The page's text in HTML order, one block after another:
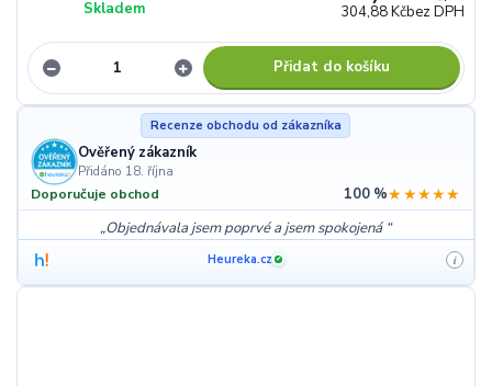
304,88 Kčbez DPH
Skladem
Přidat do košíku
Recenze obchodu od zákazníka
Ověřený zákazník
Přidáno 18. října
Doporučuje obchod
100 %★★★★★
Objednávala jsem poprvé a jsem spokojená
Heureka.cz ✓ i